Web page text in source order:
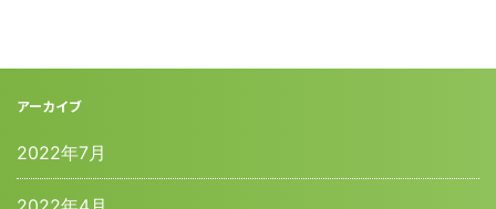
アーカイブ
2022年7月